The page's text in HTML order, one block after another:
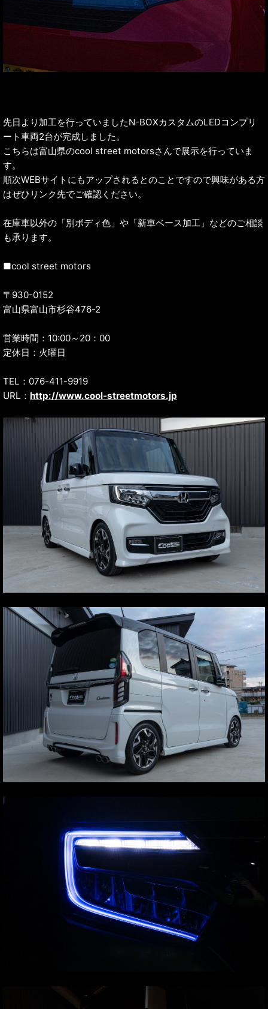
先日より加工を行っていましたN-BOXカスタムのLEDコンプリ
ート車両2台が完成しました。
こちらは富山県のcool street motorsさんで展示を行っていま
す。
順次WEBサイトにもアップされるとのことですので興味がある方
はぜひリンク先でご確認ください。
在庫車以外の「別ボディ色」や「新車ベース加工」などのご相談
も承ります。
■cool street motors
〒930-0152
富山県富山市杉谷476-2
営業時間：10:00～20：00
定休日：火曜日
TEL：076-411-9919
URL： http://www.cool-streetmotors.jp